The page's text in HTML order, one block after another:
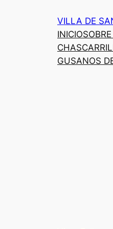
VILLA DE
INICIO
GUSANOS